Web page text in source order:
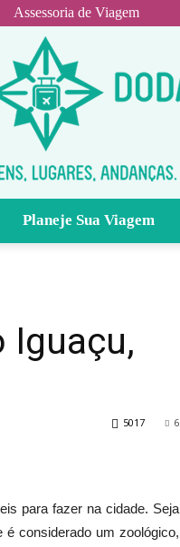
Assessoria de Viagem
Planeje Sua Viagem
Iguaçu,
6
5017
para fazer na cidade. Seja
considerado um zoológico,